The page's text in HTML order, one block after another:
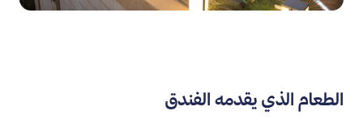
الطعام الذي يقدمه الفندق